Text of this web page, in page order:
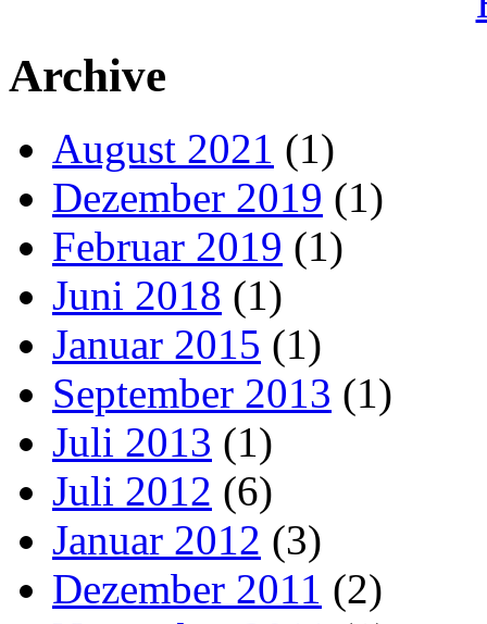
Archive
August 2021 (1)
Dezember 2019 (1)
Februar 2019 (1)
Juni 2018 (1)
Januar 2015 (1)
September 2013 (1)
Juli 2013 (1)
Juli 2012 (6)
Januar 2012 (3)
Dezember 2011 (2)